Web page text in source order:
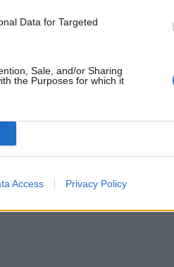
Data for Targeted
Sale, and/or Sharing
the Purposes for which it
Access Privacy Policy